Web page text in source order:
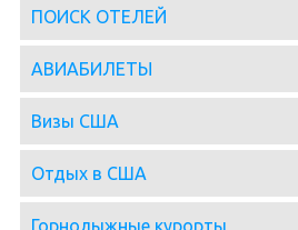
ПОИСК ОТЕЛЕЙ
АВИАБИЛЕТЫ
Визы США
Отдых в США
Горнолыжные курорты